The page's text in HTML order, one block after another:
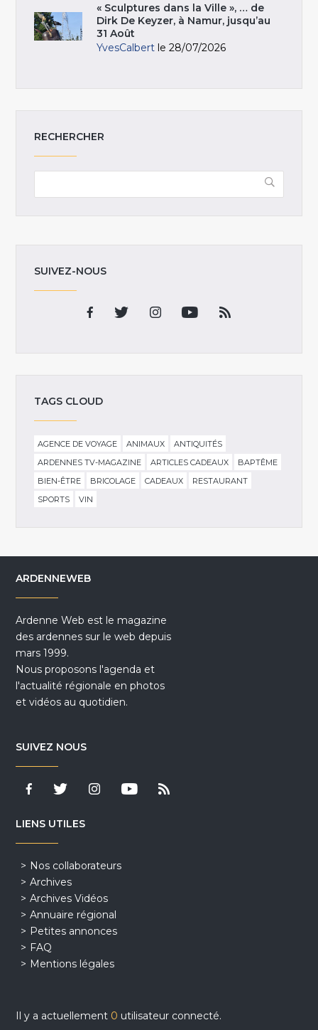
« Sculptures dans la Ville », … de
Dirk De Keyzer, à Namur, jusqu’au
31 Août
YvesCalbert le 28/07/2026
RECHERCHER
SUIVEZ-NOUS
TAGS CLOUD
AGENCE DE VOYAGE ANIMAUX
ANTIQUITÉS
ARDENNES TV-MAGAZINE
ARTICLES CADEAUX
BAPTÊME
BIEN-ÊTRE
BRICOLAGE CADEAUX
RESTAURANT
SPORTS
VIN
ARDENNEWEB
Ardenne Web est le magazine
des ardennes sur le web depuis
mars 1999.
Nous proposons l'agenda et
l'actualité régionale en photos
et vidéos au quotidien.
SUIVEZ NOUS
LIENS UTILES
Nos collaborateurs
Archives
Archives Vidéos
Annuaire régional
Petites annonces
FAQ
Mentions légales
Il y a actuellement 0 utilisateur connecté.